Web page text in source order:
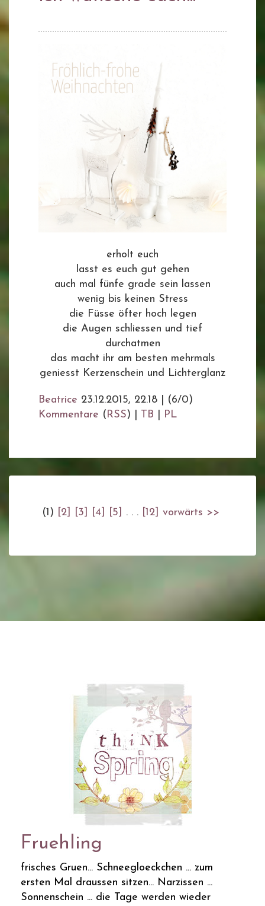
erholt euch
lasst es euch gut gehen
auch mal fünfe grade sein lassen
wenig bis keinen Stress
die Füsse öfter hoch legen
die Augen schliessen und tief
durchatmen
das macht ihr am besten mehrmals
geniesst Kerzenschein und Lichterglanz
Beatrice 23.12.2015, 22.18
(6/0)
Kommentare ( RSS) | TB PL
(1) [2] [3] [4] [5] . . . [12] vorwärts >>
Fruehling
frisches Gruen... Schneegloeckchen ... zum
ersten Mal draussen sitzen... Narzissen ...
Sonnenschein ... die Tage werden wieder